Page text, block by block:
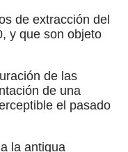
de extracción del
y que son objeto
de las
de una
el pasado
la antigua